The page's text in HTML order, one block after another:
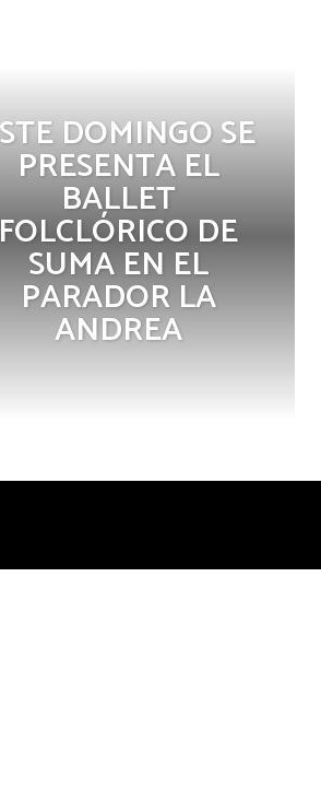
DOMINGO SE
PRESENTA EL
BALLET
FOLCLÓRICO DE
SUMA EN EL
PARADOR LA
ANDREA